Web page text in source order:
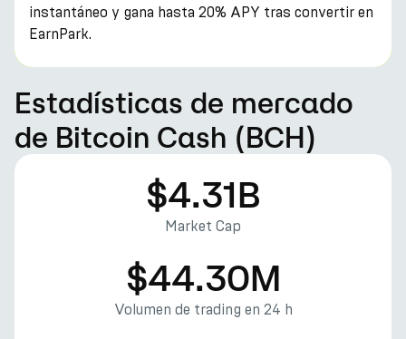
instantáneo y gana hasta 20% APY tras convertir en
EarnPark.
Estadísticas de mercado
de Bitcoin Cash (BCH)
$4.31B
Market Cap
$44.30M
Volumen de trading en 24 h